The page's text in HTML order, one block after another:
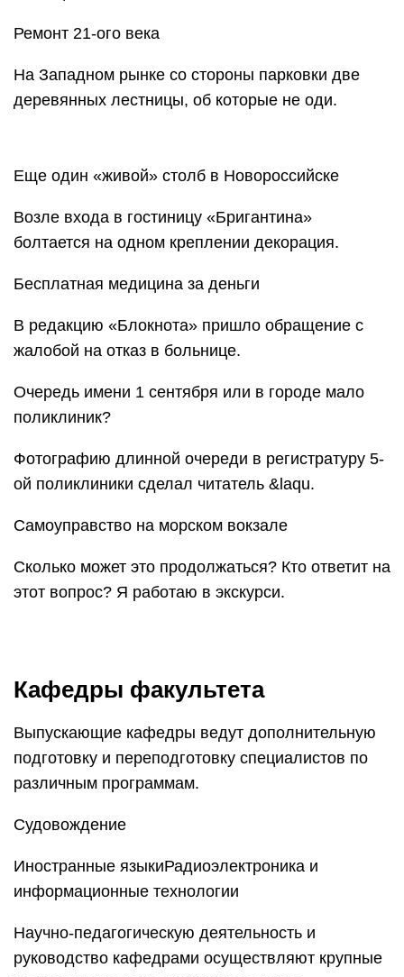
Ремонт 21-ого века
На Западном рынке со стороны парковки две
деревянных лестницы, об которые не оди.
Еще один «живой» столб в Новороссийске
Возле входа в гостиницу «Бригантина»
болтается на одном креплении декорация.
Бесплатная медицина за деньги
В редакцию «Блокнота» пришло обращение с
жалобой на отказ в больнице.
Очередь имени 1 сентября или в городе мало
поликлиник?
Фотографию длинной очереди в регистратуру 5-
ой поликлиники сделал читатель &laqu.
Самоуправство на морском вокзале
Сколько может это продолжаться? Кто ответит на
этот вопрос? Я работаю в экскурси.
Кафедры факультета
Выпускающие кафедры ведут дополнительную
подготовку и переподготовку специалистов по
различным программам.
Судовождение
Иностранные языкиРадиоэлектроника и
информационные технологии
Научно-педагогическую деятельность и
руководство кафедрами осуществляют крупные